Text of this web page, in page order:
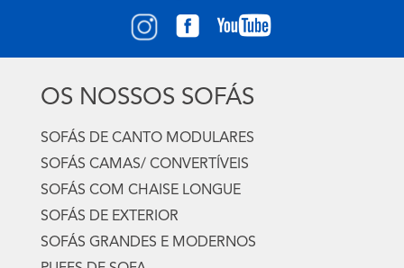
OS NOSSOS SOFÁS
SOFÁS DE CANTO MODULARES
SOFÁS CAMAS/ CONVERTÍVEIS
SOFÁS COM CHAISE LONGUE
SOFÁS DE EXTERIOR
SOFÁS GRANDES E MODERNOS